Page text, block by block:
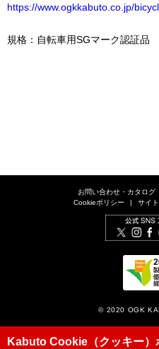
https://www.ogkkabuto.co.jp/
規格：自転車用SGマーク認証品
お問い合わせ・カタログ
Cookieポリシー
サイ
© 2020 OGK
Kabuto Cookie（クッキー）